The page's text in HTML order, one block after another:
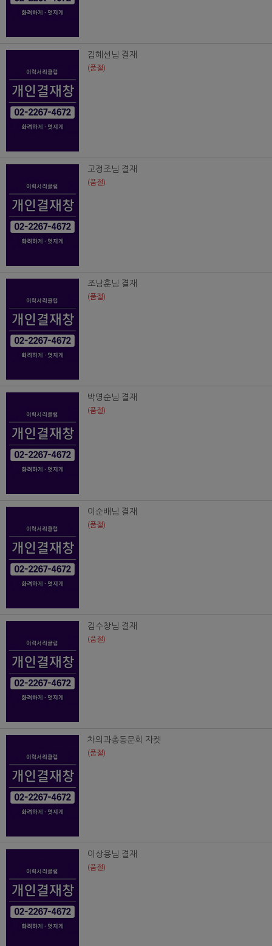
김혜선님 결재
(품절)
고정조님 결재
(품절)
조남훈님 결재
(품절)
박영순님 결재
(품절)
이순배님 결재
(품절)
김수창님 결재
(품절)
차의과총동문회 자켓
(품절)
이상용님 결재
(품절)